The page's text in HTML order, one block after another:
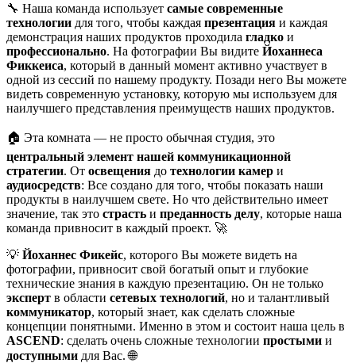
🔧 Наша команда использует самые современные
технологии для того, чтобы каждая презентация и каждая
демонстрация наших продуктов проходила гладко и
профессионально. На фотографии Вы видите Йоханнеса
Фиккеиса, который в данный момент активно участвует в
одной из сессий по нашему продукту. Позади него Вы можете
видеть современную установку, которую мы используем для
наилучшего представления преимуществ наших продуктов.
🏠 Эта комната — не просто обычная студия, это
центральный элемент нашей коммуникационной
стратегии. От освещения до технологии камер и
аудиосредств: Все создано для того, чтобы показать наши
продукты в наилучшем свете. Но что действительно имеет
значение, так это страсть и преданность делу, которые наша
команда привносит в каждый проект. 🚀
💡 Йоханнес Фикейс, которого Вы можете видеть на
фотографии, привносит свой богатый опыт и глубокие
технические знания в каждую презентацию. Он не только
эксперт в области сетевых технологий, но и талантливый
коммуникатор, который знает, как сделать сложные
концепции понятными. Именно в этом и состоит наша цель в
ASCEND: сделать очень сложные технологии простыми и
доступными для Вас. 🌐